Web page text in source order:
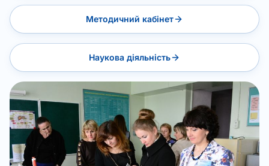
Методичний кабінет
Наукова діяльність